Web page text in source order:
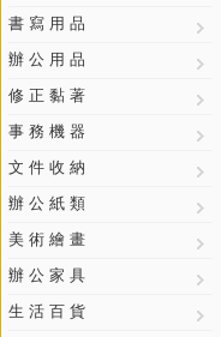
書 寫 用 品
辦 公 用 品
修 正 黏 著
事 務 機 器
文 件 收 納
辦 公 紙 類
美 術 繪 畫
辦 公 家 具
生 活 百 貨